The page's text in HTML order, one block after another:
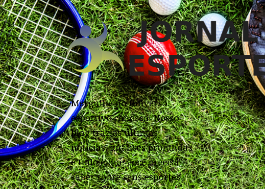
Mergulhe no universo
esportivo conosco! Nosso
blog traz as últimas
notícias, análises profundas
e tudo o que você precisa
saber sobre seus esportes